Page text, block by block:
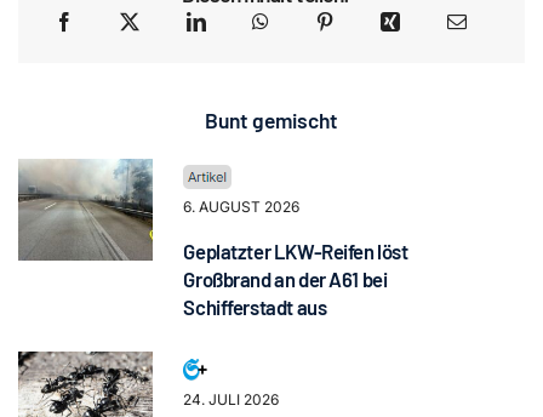
Bunt gemischt
6. AUGUST 2026
Geplatzter LKW-Reifen löst
Großbrand an der A61 bei
Schifferstadt aus
24. JULI 2026